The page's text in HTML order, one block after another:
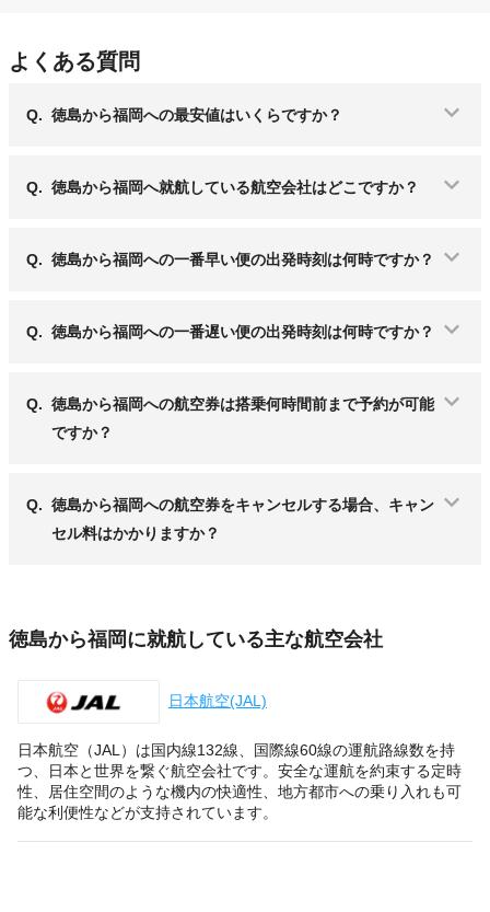
よくある質問
Q. 徳島から福岡への最安値はいくらですか？
Q. 徳島から福岡へ就航している航空会社はどこですか？
Q. 徳島から福岡への一番早い便の出発時刻は何時ですか？
Q. 徳島から福岡への一番遅い便の出発時刻は何時ですか？
Q. 徳島から福岡への航空券は搭乗何時間前まで予約が可能
ですか？
Q. 徳島から福岡への航空券をキャンセルする場合、キャン
セル料はかかりますか？
徳島から福岡に就航している主な航空会社
日本航空(JAL)
日本航空（JAL）は国内線132線、国際線60線の運航路線数を持
つ、日本と世界を繋ぐ航空会社です。安全な運航を約束する定時
性、居住空間のような機内の快適性、地方都市への乗り入れも可
能な利便性などが支持されています。